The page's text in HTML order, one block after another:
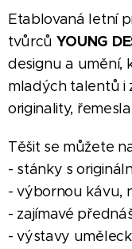
Etablovaná letní
tvůrců YOUNG
designu a umění,
mladých talentů i
originality,
Těšit se můžete
- stánky s
- výbornou kávu,
- zajímavé
- výstavy